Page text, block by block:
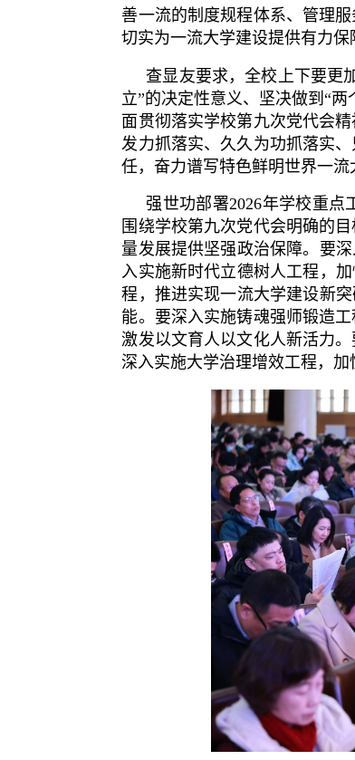
善一流的制度规程体系、管理
切实为一流大学建设提供有力保
查显友要求，全校上下要更
立”的决定性意义、坚决做到“
面贯彻落实学校第九次党代会
发力抓落实、久久为功抓落实
任，奋力谱写特色鲜明世界一流
强世功部署2026年学校重点
围绕学校第九次党代会明确的
量发展提供坚强政治保障。要
入实施新时代立德树人工程，
程，推进实现一流大学建设新
能。要深入实施铸魂强师锻造
激发以文育人以文化人新活力
深入实施大学治理增效工程，加